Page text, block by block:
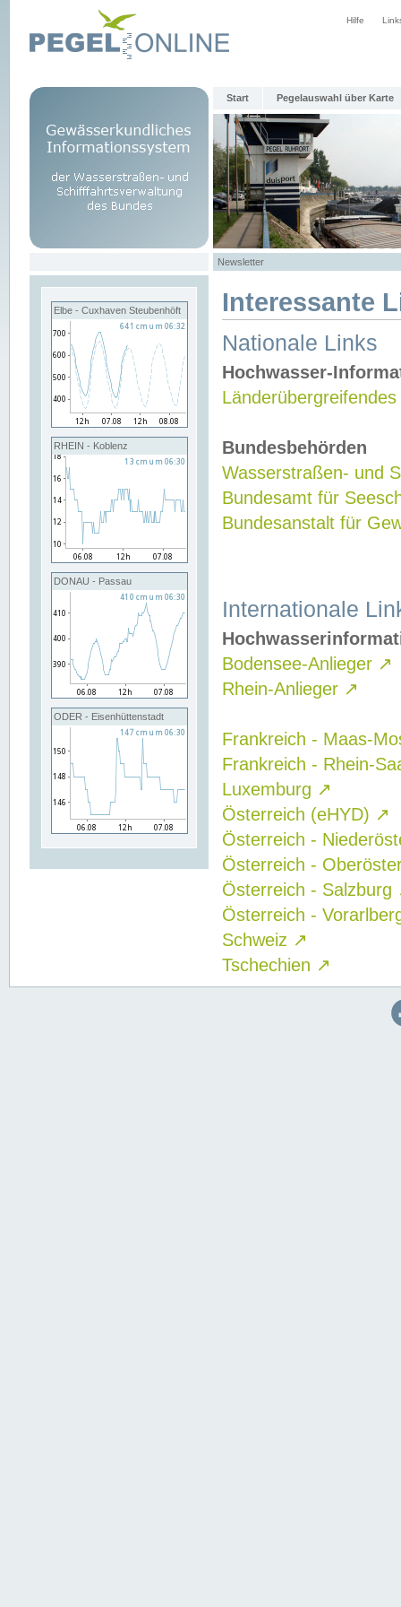
Hilfe
Start Pegelauswahl über Karte
Newsletter
Elbe - Cuxhaven Steubenhöft
RHEIN - Koblenz
DONAU - Passau
ODER - Eisenhüttenstadt
Interessante
Nationale Links
Hochwasser-
Bundesbehörden
Wasserstraßen- und
Bundesamt für
Bundesanstalt für
Internationale
Bodensee-Anlieger ↗
Rhein-Anlieger ↗
Frankreich - Maas-
Frankreich - Rhein-
Luxemburg ↗
Österreich (eHYD) ↗
Österreich -
Österreich -
Österreich - Salzburg
Österreich -
Schweiz ↗
Tschechien ↗